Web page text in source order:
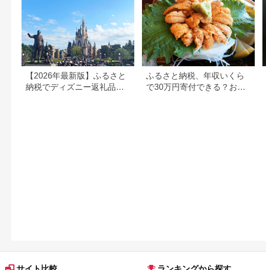
【2026年最新版】ふるさと
納税でディズニー返礼品は
ふるさと納税、年収いくら
で30万円寄付できる？おす